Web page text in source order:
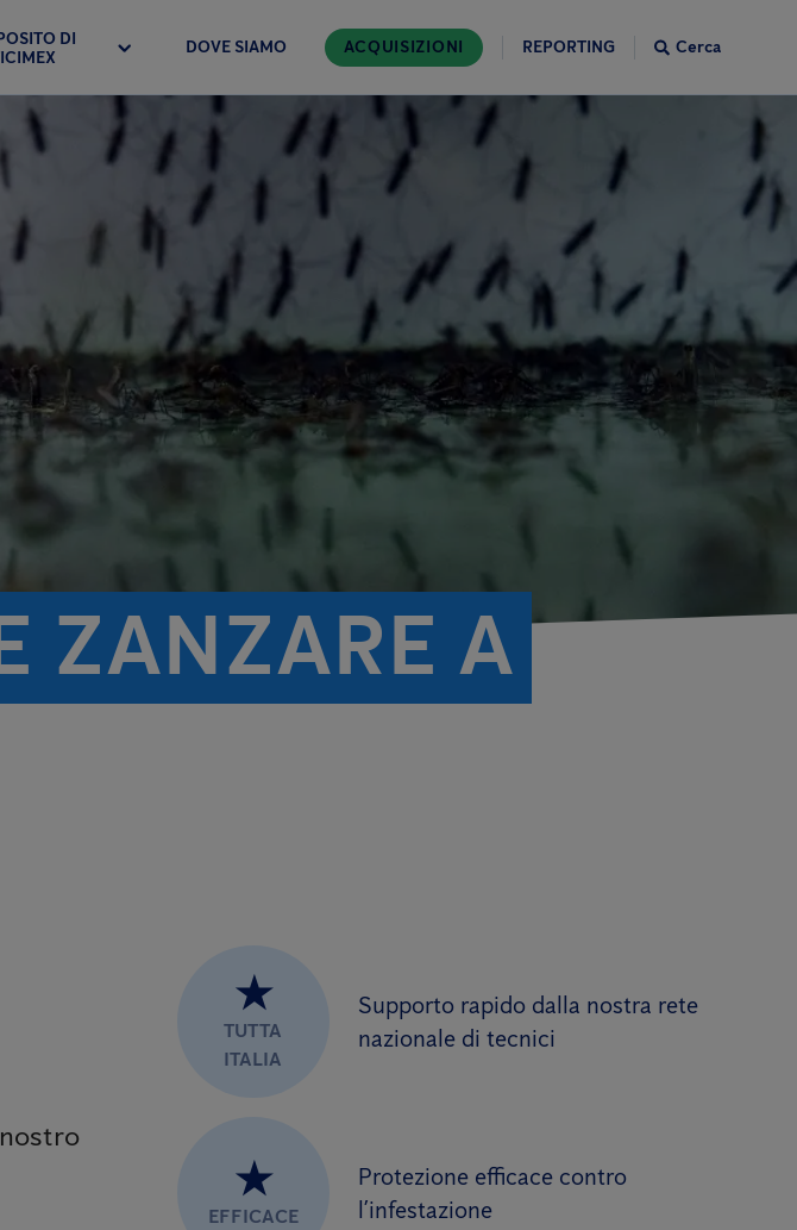
DI
DOVE SIAMO ACQUISIZIONI REPORTING Cerca
ZANZARE A
★
TUTTA
ITALIA
Supporto rapido dalla nostra rete
nazionale di tecnici
★
EFFICACE
Protezione efficace contro
l’infestazione